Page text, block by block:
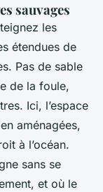
sauvages
les
étendues de
Pas de sable
de la foule,
Ici, l’espace
aménagées,
à l’océan.
sans se
et où le